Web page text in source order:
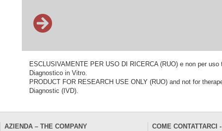
ESCLUSIVAMENTE PER USO DI RICERCA (RUO) e non per
Diagnostico in Vitro.
PRODUCT FOR RESEARCH USE ONLY (RUO) and not for
Diagnostic (IVD).
AZIENDA – THE COMPANY COME CONTATTARCI